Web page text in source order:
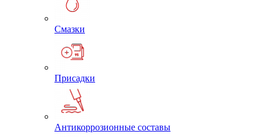
Смазки
Присадки
Антикоррозионные составы